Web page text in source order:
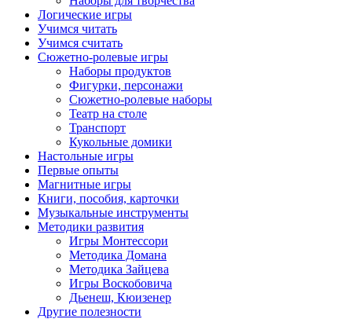
Логические игры
Учимся читать
Учимся считать
Сюжетно-ролевые игры
Наборы продуктов
Фигурки, персонажи
Сюжетно-ролевые наборы
Театр на столе
Транспорт
Кукольные домики
Настольные игры
Первые опыты
Магнитные игры
Книги, пособия, карточки
Музыкальные инструменты
Методики развития
Игры Монтессори
Методика Домана
Методика Зайцева
Игры Воскобовича
Дьенеш, Кюизенер
Другие полезности